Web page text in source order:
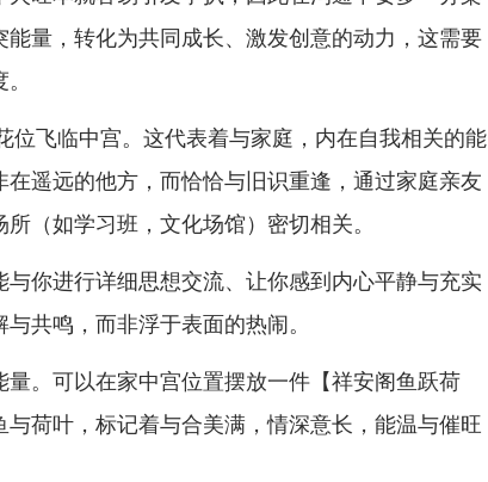
量，转化为共同成长、激发创意的动力，这需要
位飞临中宫。这代表着与家庭，内在自我相关的能
遥远的他方，而恰恰与旧识重逢，通过家庭亲友
（如学习班，文化场馆）密切相关。
你进行详细思想交流、让你感到内心平静与充实
共鸣，而非浮于表面的热闹。
。可以在家中宫位置摆放一件【祥安阁鱼跃荷
荷叶，标记着与合美满，情深意长，能温与催旺